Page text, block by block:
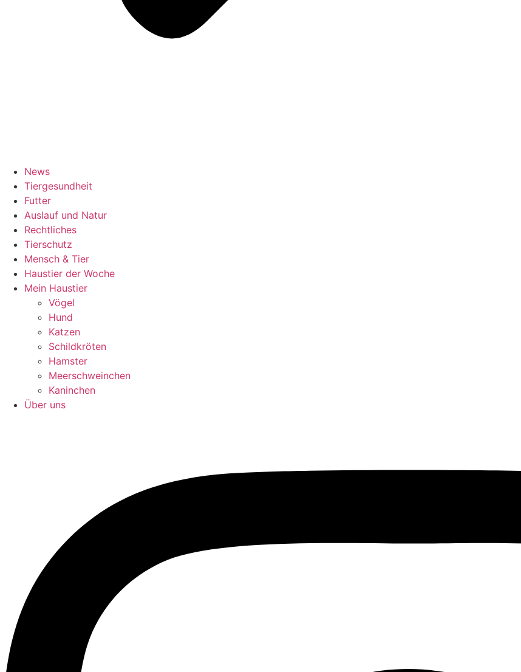
News
Tiergesundheit
Futter
Auslauf und Natur
Rechtliches
Tierschutz
Mensch & Tier
Haustier der Woche
Mein Haustier
Vögel
Hund
Katzen
Schildkröten
Hamster
Meerschweinchen
Kaninchen
Über uns